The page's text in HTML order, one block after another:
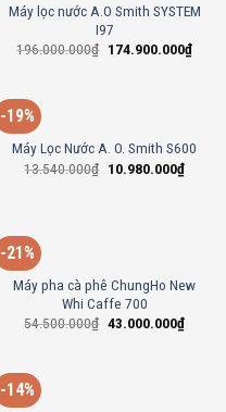
Máy lọc nước A.O Smith SYSTEM
I97
196.000.000₫ 174.900.000₫
-19%
Máy Lọc Nước A. O. Smith S600
13.540.000₫ 10.980.000₫
-21%
Máy pha cà phê ChungHo New
Whi Caffe 700
54.500.000₫ 43.000.000₫
-14%